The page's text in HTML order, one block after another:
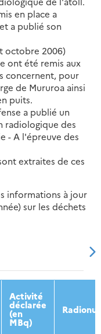
en place a
a publié son
octobre 2006)
ont été remis aux
concernent, pour
de Mururoa ainsi
puits.
a publié un
radiologique des
- A l'épreuve des
extraites de ces
informations à jour
sur les déchets
2016
Activité
déclarée
(en
MBq)